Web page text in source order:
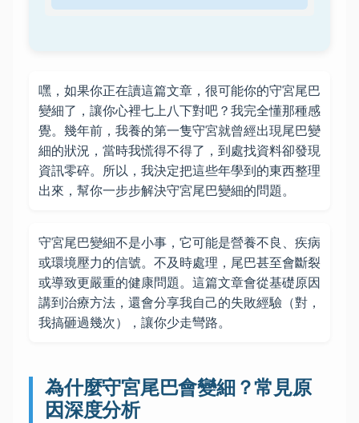
嘿，如果你正在讀這篇文章，很可能你的守宮尾巴
變細了，讓你心裡七上八下對吧？我完全懂那種感
覺。幾年前，我養的第一隻守宮就曾經出現尾巴變
細的狀況，當時我慌得不得了，到處找資料卻發現
資訊零碎。所以，我決定把這些年學到的東西整理
出來，幫你一步步解決守宮尾巴變細的問題。
守宮尾巴變細不是小事，它可能是營養不良、疾病
或環境壓力的信號。不及時處理，尾巴甚至會斷裂
或導致更嚴重的健康問題。這篇文章會從基礎原因
講到治療方法，還會分享我自己的失敗經驗（對，
我搞砸過幾次），讓你少走彎路。
為什麼守宮尾巴會變細？常見原
因深度分析